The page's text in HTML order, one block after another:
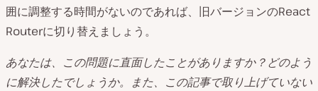
囲に調整する時間がないのであれば、旧バージョンのReact
Routerに切り替えましょう。
あなたは、この問題に直面したことがありますか？どのよう
に解決したでしょうか。また、この記事で取り上げていない